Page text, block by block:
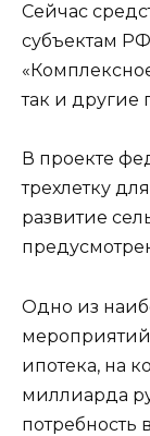
Сейчас
субъектам
так и другие
В проекте
трехлетку
развитие
Одно из
мероприятий
ипотека, на
миллиарда
потребность